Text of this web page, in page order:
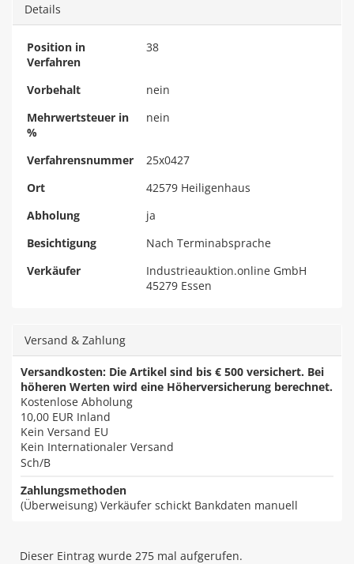
Details
Position in
Verfahren
38
Vorbehalt
nein
Mehrwertsteuer in
%
nein
Verfahrensnummer
25x0427
Ort
42579 Heiligenhaus
Abholung
ja
Besichtigung
Nach Terminabsprache
Verkäufer
Industrieauktion.online GmbH
45279 Essen
Versand & Zahlung
Versandkosten: Die Artikel sind bis € 500 versichert. Bei
höheren Werten wird eine Höherversicherung berechnet.
Kostenlose Abholung
10,00 EUR Inland
Kein Versand EU
Kein Internationaler Versand
Sch/B
Zahlungsmethoden
(Überweisung) Verkäufer schickt Bankdaten manuell
Dieser Eintrag wurde 275 mal aufgerufen.